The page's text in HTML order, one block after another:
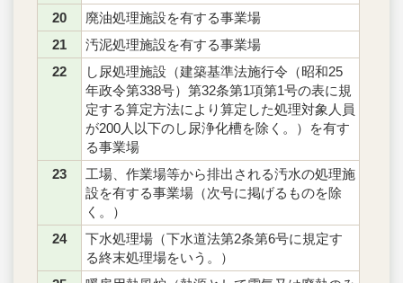
20
廃油処理施設を有する事業場
21
汚泥処理施設を有する事業場
22
し尿処理施設（建築基準法施行令（昭和25
年政令第338号）第32条第1項第1号の表に規
定する算定方法により算定した処理対象人員
が200人以下のし尿浄化槽を除く。）を有す
る事業場
23
工場、作業場等から排出される汚水の処理施
設を有する事業場（次号に掲げるものを除
く。）
24
下水処理場（下水道法第2条第6号に規定す
る終末処理場をいう。）